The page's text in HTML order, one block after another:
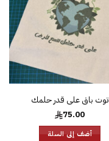
توت باق على قدر حلمك
75.00
أضف إلى السلة